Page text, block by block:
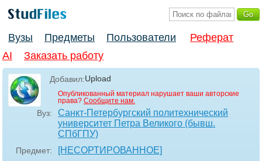
Вузы Предметы Пользователи
Реферат
AI
Заказать работу
Добавил:Upload
Опубликованный материал нарушает ваши авторские
права? Сообщите нам.
Вуз:
Санкт-Петербургский политехнический
университет Петра Великого (бывш.
СПбГПУ)
Предмет: [НЕСОРТИРОВАННОЕ]